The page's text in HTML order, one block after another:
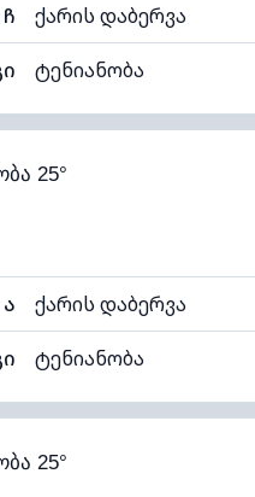
ჩ ქარის დაბერვა
ტენიანობა
ღრუბლიანობა
ხილვადობა
25°
ა ქარის დაბერვა
ტენიანობა
43% (ოდნავ მშრალი) ღრუბლიანობა
ხილვადობა
25°